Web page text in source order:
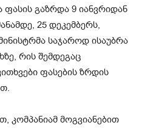
ფასის გაზრდა 9 იანვრიდან
25 დეკემბერს,
საჯაროდ ისაუბრა
რის შემდეგაც
ფასების ზრდის
კომპანიამ მოგვიანებით